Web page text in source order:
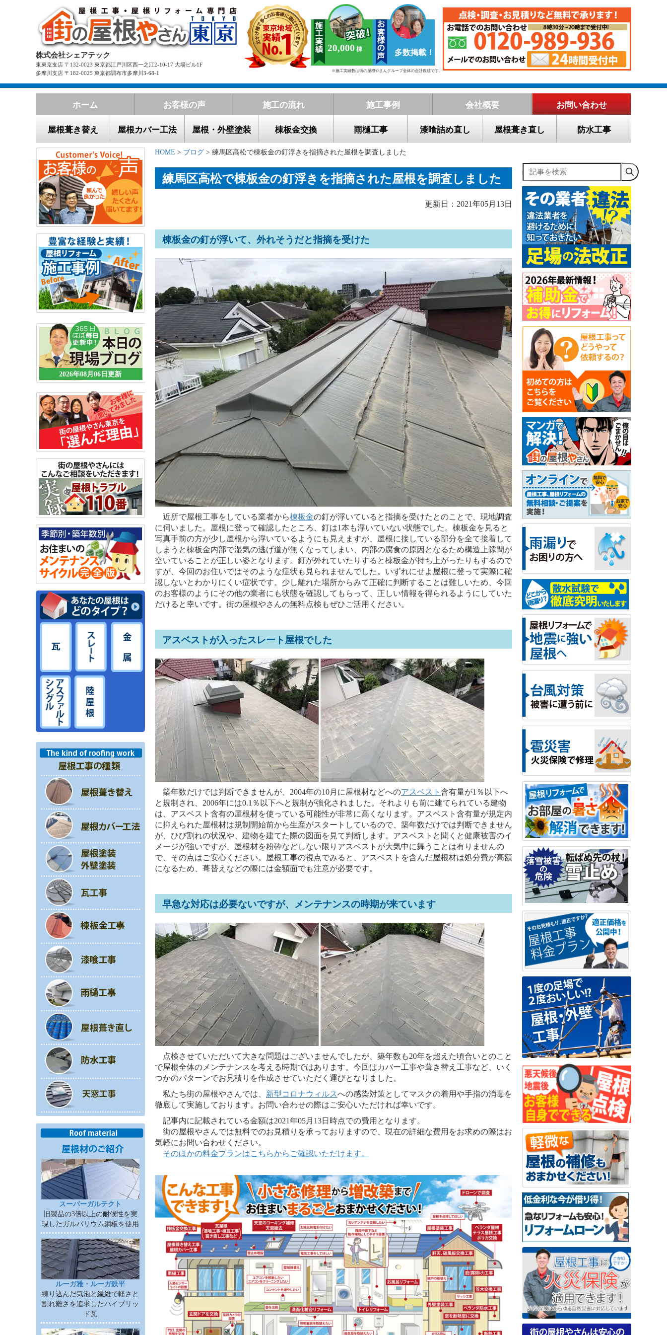
株式会社シェアテック
東東京支店 〒132-0023 東京都江戸川区西一之江2-10-17 大場ビル1F
多摩川支店 〒182-0025 東京都調布市多摩川3-68-1
20,000 多数掲載！
※施工実績数は街の屋根やさんグループ全体の合計数値です。
ホーム お客様の声 施工の流れ 施工事例 会社概要 お問い合わせ
屋根葺き替え 屋根カバー工法 屋根・外壁塗装 棟板金交換 雨樋工事 漆喰詰め直し 屋根葺き直し 防水工事
2026年08月06日更新
スーパーガルテクト
旧製品の3倍以上の耐候性を実
現したガルバリウム鋼板を使用
ルーガ雅・ルーガ鉄平
練り込んだ気泡と繊維で軽さと
割れ難さを追求したハイブリッ
ド瓦
HOME > ブログ > 練馬区高松で棟板金の釘浮きを指摘された屋根を調査しました
練馬区高松で棟板金の釘浮きを指摘された屋根を調査しました
更新日：2021年05月13日
棟板金の釘が浮いて、外れそうだと指摘を受けた
近所で屋根工事をしている業者から棟板金の釘が浮いていると指摘を受けたとのことで、現地調査
に伺いました。屋根に登って確認したところ、釘は1本も浮いていない状態でした。棟板金を見ると
写真手前の方が少し屋根から浮いているようにも見えますが、屋根に接している部分を全て接着して
しまうと棟板金内部で湿気の逃げ道が無くなってしまい、内部の腐食の原因となるため構造上隙間が
空いていることが正しい姿となります。釘が外れていたりすると棟板金が持ち上がったりもするので
すが、今回のお住いではそのような症状も見られませんでした。いずれにせよ屋根に登って実際に確
認しないとわかりにくい症状です。少し離れた場所からみて正確に判断することは難しいため、今回
のお客様のようにその他の業者にも状態を確認してもらって、正しい情報を得られるようにしていた
だけると幸いです。街の屋根やさんの無料点検もぜひご活用ください。
アスベストが入ったスレート屋根でした
築年数だけでは判断できませんが、2004年の10月に屋根材などへのアスベスト 含有量が1％以下へ
と規制され、2006年には0.1％以下へと規制が強化されました。それよりも前に建てられている建物
は、アスベスト含有の屋根材を使っている可能性が非常に高くなります。アスベスト含有量が規定内
に抑えられた屋根材は規制開始前から生産がスタートしているので、築年数だけでは判断できません
が、ひび割れの状況や、建物を建てた際の図面を見て判断します。アスベストと聞くと健康被害のイ
メージが強いですが、屋根材を粉砕などしない限りアスベストが大気中に舞うことは有りませんの
で、その点はご安心ください。屋根工事の視点でみると、アスベストを含んだ屋根材は処分費が高額
になるため、葺替えなどの際には金額面でも注意が必要です。
早急な対応は必要ないですが、メンテナンスの時期が来ています
点検させていただいて大きな問題はございませんでしたが、築年数も20年を超えた頃合いとのこと
で屋根全体のメンテナンスを考える時期ではあります。今回はカバー工事や葺き替え工事など、いく
つかのパターンでお見積りを作成させていただく運びとなりました。
私たち街の屋根やさんでは、 新型コロナウィルスへの感染対策としてマスクの着用や手指の消毒を
徹底して実施しております。お問い合わせの際はご安心いただければ幸いです。
記事内に記載されている金額は2021年05月13日時点での費用となります。
街の屋根やさんでは無料でのお見積りを承っておりますので、現在の詳細な費用をお求めの際はお
気軽にお問い合わせください。
そのほかの料金プランはこちらからご確認いただけます。
記事を検索